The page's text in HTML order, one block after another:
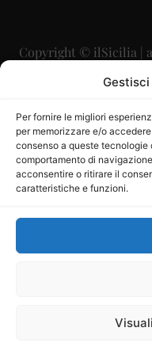
Gestisci
Per fornire le migliori
per memorizzare e/o
consenso a queste tecnologie
comportamento di
acconsentire o ritirare il
caratteristiche e funzioni.
Copyright © ilSicilia |
Direttore
Direttore
Mercurio
iscritta al Registro
Sito gestito daLa